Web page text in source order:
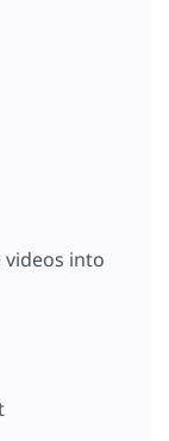
videos into